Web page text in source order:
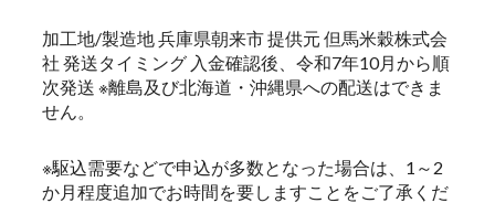
加工地/製造地 兵庫県朝来市 提供元 但馬米穀株式会
社 発送タイミング 入金確認後、令和7年10月から順
次発送 ※離島及び北海道・沖縄県への配送はできま
せん。
※駆込需要などで申込が多数となった場合は、1～2
か月程度追加でお時間を要しますことをご了承くだ